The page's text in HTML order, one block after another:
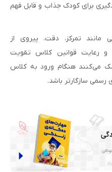
برای کودک جذاب و قابل فهم
تمرکز، دقت، پیروی از
و رعایت قوانین کلاس تقویت
می‌کنند هنگام ورود به کلاس
رسمی سازگارتر باشد.